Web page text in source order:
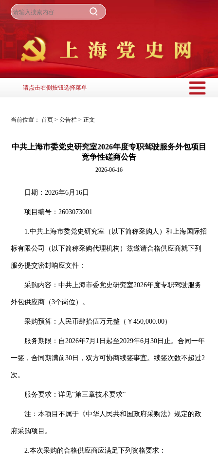
请点击右侧按钮选择菜单
当前位置： 首页>公告栏>正文
中共上海市委党史研究室2026年度专职驾驶服务外包项目
竞争性磋商公告
2026-06-16
日期：2026年6月16日
项目编号：2603073001
1.中共上海市委党史研究室（以下简称采购人）和上海国际招
标有限公司（以下简称采购代理机构）兹邀请合格供应商就下列
服务提交密封响应文件：
采购内容：中共上海市委党史研究室2026年度专职驾驶服务
外包供应商（3个岗位）。
采购预算：人民币肆拾伍万元整（￥450,000.00）
服务期限：自2026年7月1日起至2029年6月30日止。合同一年
一签，合同期满前30日，双方可协商续签事宜。续签次数不超过2
次。
服务要求：详见“第三章技术要求”
注：本项目不属于《中华人民共和国政府采购法》规定的政
府采购项目。
2.本次采购的合格供应商应满足下列资格要求：